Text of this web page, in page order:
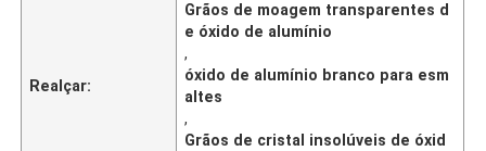
Realçar:
Grãos de moagem transparentes d
e óxido de alumínio
,
óxido de alumínio branco para esm
altes
,
Grãos de cristal insolúveis de óxid